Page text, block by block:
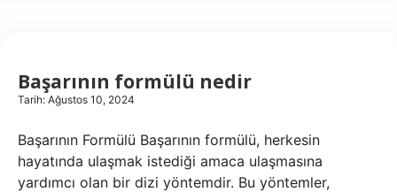
Başarının formülü nedir
Tarih: Ağustos 10, 2024
Başarının Formülü Başarının formülü, herkesin
hayatında ulaşmak istediği amaca ulaşmasına
yardımcı olan bir dizi yöntemdir. Bu yöntemler,